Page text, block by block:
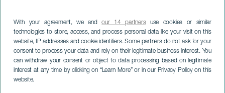
With your agreement, we andour 14 partnersuse cookies or similar
technologies to store, access, and process personal data like your visit on this
website, IP addresses and cookie identifiers. Some partners do not ask for your
consent to process your data and rely on their legitimate business interest. You
can withdraw your consent or object to data processing based on legitimate
interest at any time by clicking on “Learn More” or in our Privacy Policy on this
website.Internationella
LA PALMA